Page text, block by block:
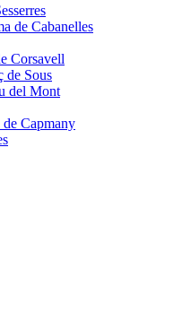
de Cabanelles
Corsavell
de Sous
del Mont
de Capmany